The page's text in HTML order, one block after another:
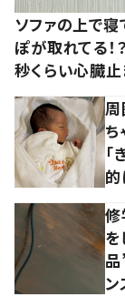
ソファの上で寝
ぽが取れてる！
秒くらい心臓止
周
ち
的
修
品
ン